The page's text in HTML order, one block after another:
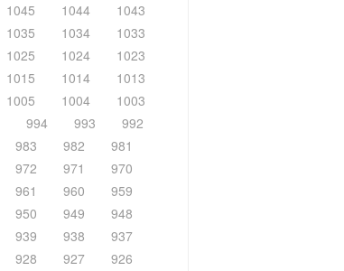
1045 1044
1043
1035 1034
1033
1025 1024
1023
1015 1014
1013
1005 1004
1003
994 993
992
983 982
981
972 971
970
961 960
959
950 949
948
939 938
937
928 927
926